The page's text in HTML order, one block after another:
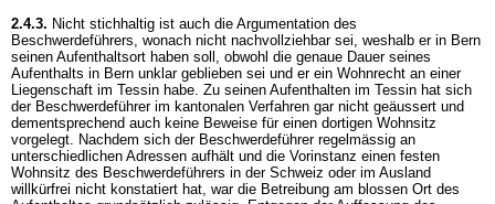
2.4.3. Nicht stichhaltig ist auch die Argumentation des
Beschwerdeführers, wonach nicht nachvollziehbar sei, weshalb er in Bern
seinen Aufenthaltsort haben soll, obwohl die genaue Dauer seines
Aufenthalts in Bern unklar geblieben sei und er ein Wohnrecht an einer
Liegenschaft im Tessin habe. Zu seinen Aufenthalten im Tessin hat sich
der Beschwerdeführer im kantonalen Verfahren gar nicht geäussert und
dementsprechend auch keine Beweise für einen dortigen Wohnsitz
vorgelegt. Nachdem sich der Beschwerdeführer regelmässig an
unterschiedlichen Adressen aufhält und die Vorinstanz einen festen
Wohnsitz des Beschwerdeführers in der Schweiz oder im Ausland
willkürfrei nicht konstatiert hat, war die Betreibung am blossen Ort des